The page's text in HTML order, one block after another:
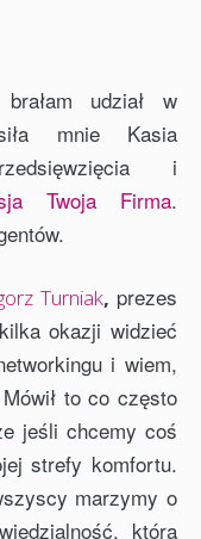
udział w
mnie Kasia
i
Twoja Firma.
Turniak, prezes
okazji widzieć
i wiem,
to co często
jeśli chcemy coś
strefy komfortu.
marzymy o
którą